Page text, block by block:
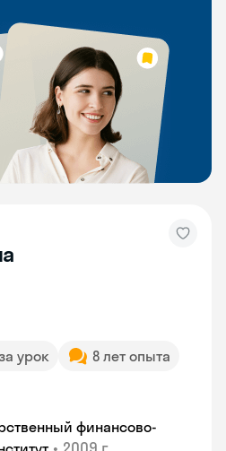
урок
8 лет опыта
финансово-